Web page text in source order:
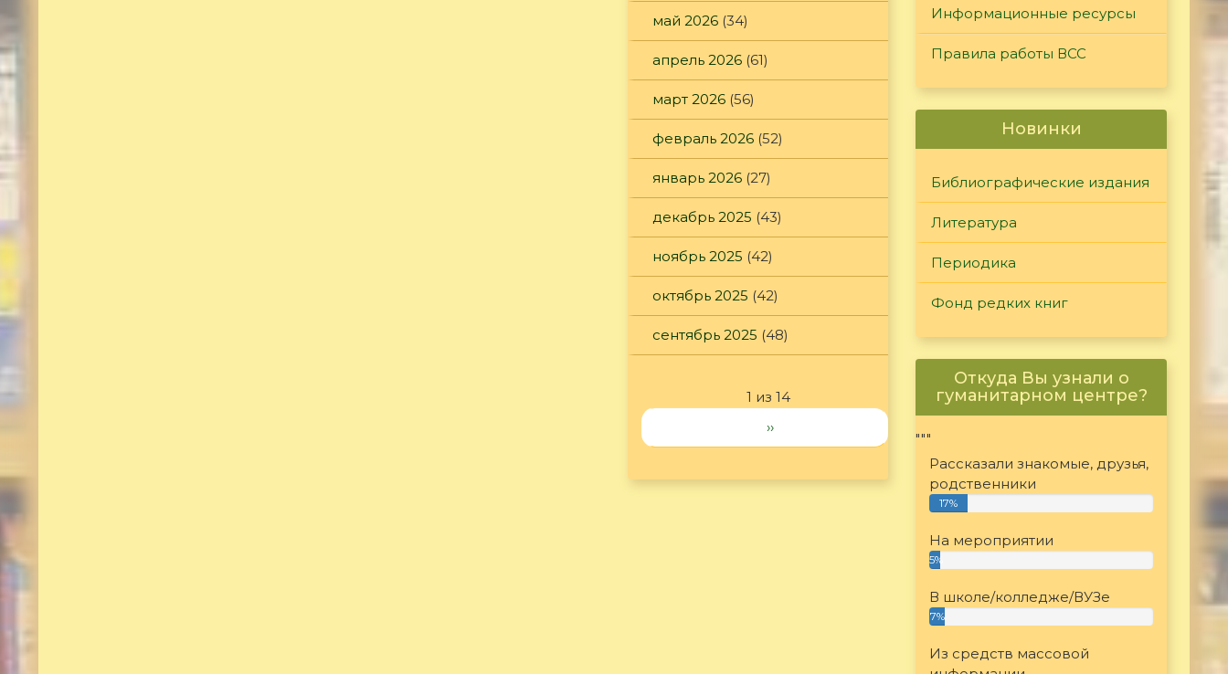
май 2026 (34)
апрель 2026 (61)
март 2026 (56)
февраль 2026 (52)
январь 2026 (27)
декабрь 2025 (43)
ноябрь 2025 (42)
октябрь 2025 (42)
сентябрь 2025 (48)
1 из 14
››
Информационные ресурсы
Правила работы ВСС
Новинки
Библиографические издания
Литература
Периодика
Фонд редких книг
Откуда Вы узнали о
гуманитарном центре?
"""
Рассказали знакомые, друзья,
родственники
17%
На мероприятии
5%
В школе/колледже/ВУЗе
7%
Из средств массовой